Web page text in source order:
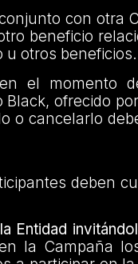
con otra
beneficio
u otros beneficios.
el momento
ofrecido
o cancelarlo
deben
Entidad
la Campaña